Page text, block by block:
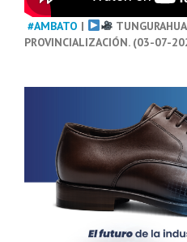
#AMBATO |
PROVINCIALIZACIÓN. (03-07-